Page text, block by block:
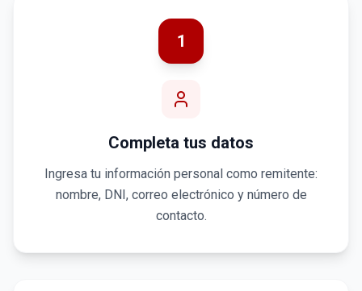
1
Completa tus datos
Ingresa tu información personal como remitente:
nombre, DNI, correo electrónico y número de
contacto.